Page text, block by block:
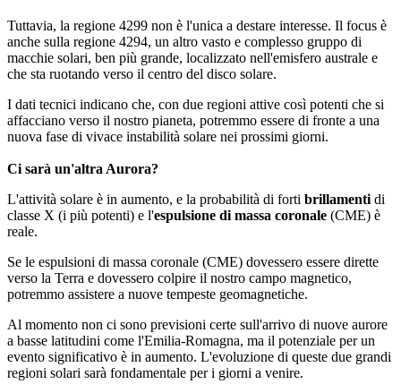
Tuttavia, la regione 4299 non è l'unica a destare interesse. Il focus è
anche sulla regione 4294, un altro vasto e complesso gruppo di
macchie solari, ben più grande, localizzato nell'emisfero australe e
che sta ruotando verso il centro del disco solare.
I dati tecnici indicano che, con due regioni attive così potenti che si
affacciano verso il nostro pianeta, potremmo essere di fronte a una
nuova fase di vivace instabilità solare nei prossimi giorni.
Ci sarà un'altra Aurora?
L'attività solare è in aumento, e la probabilità di forti brillamenti di
classe X (i più potenti) e l'espulsione di massa coronale (CME) è
reale.
Se le espulsioni di massa coronale (CME) dovessero essere dirette
verso la Terra e dovessero colpire il nostro campo magnetico,
potremmo assistere a nuove tempeste geomagnetiche.
Al momento non ci sono previsioni certe sull'arrivo di nuove aurore
a basse latitudini come l'Emilia-Romagna, ma il potenziale per un
evento significativo è in aumento. L'evoluzione di queste due grandi
regioni solari sarà fondamentale per i giorni a venire.